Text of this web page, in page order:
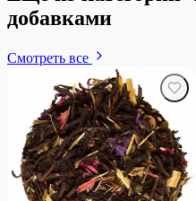
добавками
Смотреть все